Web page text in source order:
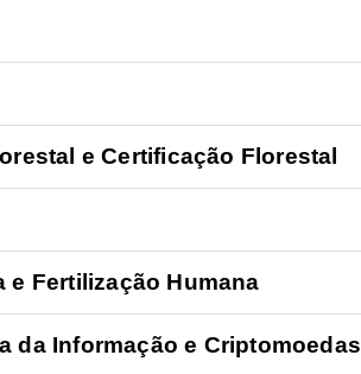
e Certificação Florestal
e Fertilização Humana
da Informação e Criptomoedas